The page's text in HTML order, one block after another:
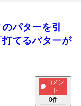
パターを引
てるパターが
コメン
ト
0件